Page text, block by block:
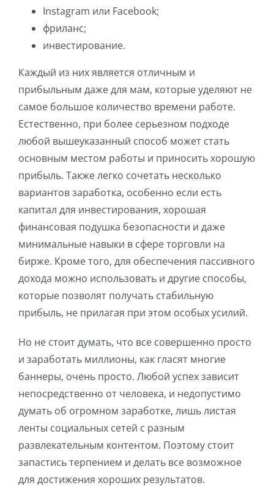
Instagram или Facebook;
фриланс;
инвестирование.
Каждый из них является отличным и
прибыльным даже для мам, которые уделяют не
самое большое количество времени работе.
Естественно, при более серьезном подходе
любой вышеуказанный способ может стать
основным местом работы и приносить хорошую
прибыль. Также легко сочетать несколько
вариантов заработка, особенно если есть
капитал для инвестирования, хорошая
финансовая подушка безопасности и даже
минимальные навыки в сфере торговли на
бирже. Кроме того, для обеспечения пассивного
дохода можно использовать и другие способы,
которые позволят получать стабильную
прибыль, не прилагая при этом особых усилий.
Но не стоит думать, что все совершенно просто
и заработать миллионы, как гласят многие
баннеры, очень просто. Любой успех зависит
непосредственно от человека, и недопустимо
думать об огромном заработке, лишь листая
ленты социальных сетей с разным
развлекательным контентом. Поэтому стоит
запастись терпением и делать все возможное
для достижения хороших результатов.